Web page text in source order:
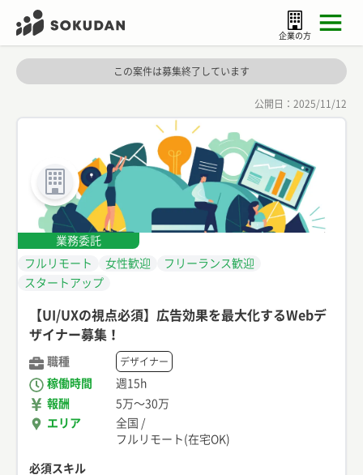
企業の方
この案件は募集終了しています
公開日： 2025/11/12
業務委託
フルリモート
女性歓迎
フリーランス歓迎
スタートアップ
【UI/UXの視点必須】広告効果を最大化するWebデ
ザイナー募集！
職種 デザイナー
稼働時間
週15h
報酬
5万〜30万
エリア
全国 /
フルリモート(在宅OK)
必須スキル